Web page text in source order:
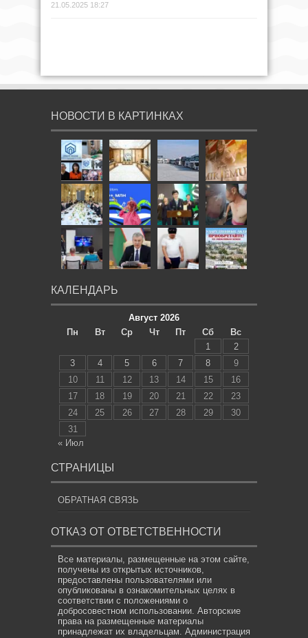
21.05.2025 18:27
НОВОСТИ В КАРТИНКАХ
КАЛЕНДАРЬ
Август 2026
Пн
Вт Ср Чт Пт Сб
Вс
1
2
3
4 5 6 7 8
9
10
11 12 13 14 15
16
17
18 19 20 21 22
23
24
25 26 27 28 29
30
31
« Июл
СТРАНИЦЫ
ОБРАТНАЯ СВЯЗЬ
ОТКАЗ ОТ ОТВЕТСТВЕННОСТИ
Все материалы, размещенные на этом сайте,
получены из открытых источников,
предоставлены пользователями или
опубликованы в ознакомительных целях в
соответствии с положениями о
добросовестном использовании. Авторские
права на размещенные материалы
принадлежат их владельцам. Администрация